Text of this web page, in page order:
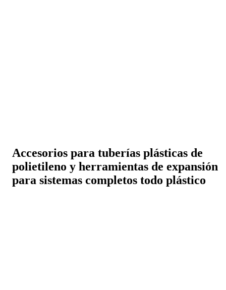
Accesorios para tuberías plásticas de
polietileno y herramientas de expansión
para sistemas completos todo plástico